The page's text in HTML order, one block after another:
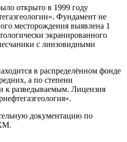
открыто в 1999 году
Фундамент не
месторождения выявлена 1
экранированного
с линзовидными
в распределённом фонде
а по степени
к разведываемым. Лицензия
документацию по